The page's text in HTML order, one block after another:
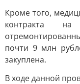
Кроме того,
контракта
почти 9 млн
закуплена.
В ходе данной